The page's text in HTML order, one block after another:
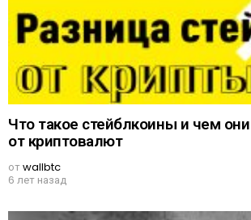
Что такое стейблкоины и чем
от криптовалют
отwallbtc
6 лет назад